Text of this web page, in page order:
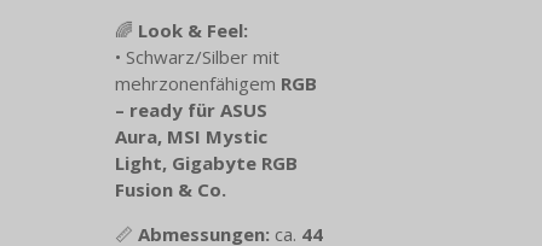
🌈 Look & Feel:
• Schwarz/Silber mit
mehrzonenfähigem RGB
– ready für ASUS
Aura, MSI Mystic
Light, Gigabyte RGB
Fusion & Co.
📏 Abmessungen: ca. 44